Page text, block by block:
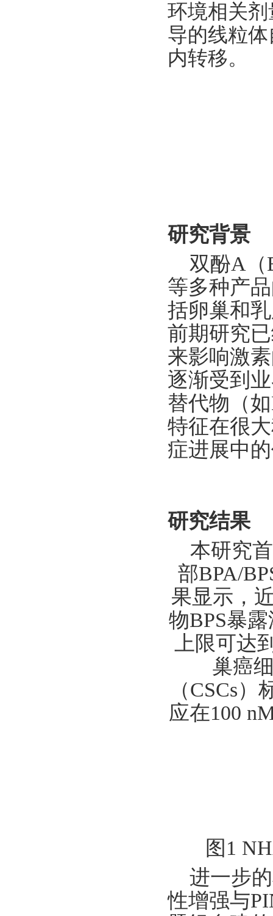
环境相关剂
导的线粒
内转移。
研究背景
双酚A（
等多种产
括卵巢和
前期研究
来影响激
逐渐受到
替代物（
特征在很
症进展中
研究结果
本研究
部BPA/
果显示，
物BPS暴
上限可达
巢癌
（CSCs
应在100
图1
进一步
性增强与